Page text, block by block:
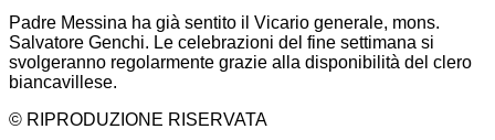
Padre Messina ha già sentito il Vicario generale, mons.
Salvatore Genchi. Le celebrazioni del fine settimana si
svolgeranno regolarmente grazie alla disponibilità del clero
biancavillese.
© RIPRODUZIONE RISERVATA